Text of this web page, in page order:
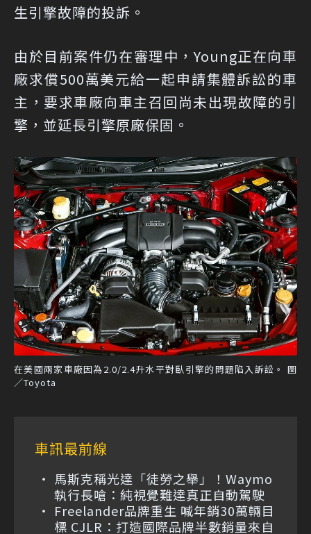
生引擎故障的投訴。
由於目前案件仍在審理中，Young正在向車
廠求償500萬美元給一起申請集體訴訟的車
主，要求車廠向車主召回尚未出現故障的引
擎，並延長引擎原廠保固。
在美國兩家車廠因為2.0/2.4升水平對臥引擎的問題陷入訴訟。 圖
／Toyota
車訊最前線
馬斯克稱光達「徒勞之舉」！Waymo
執行長嗆：純視覺難達真正自動駕駛
Freelander品牌重生 喊年銷30萬輛目
標 CJLR：打造國際品牌半數銷量來自